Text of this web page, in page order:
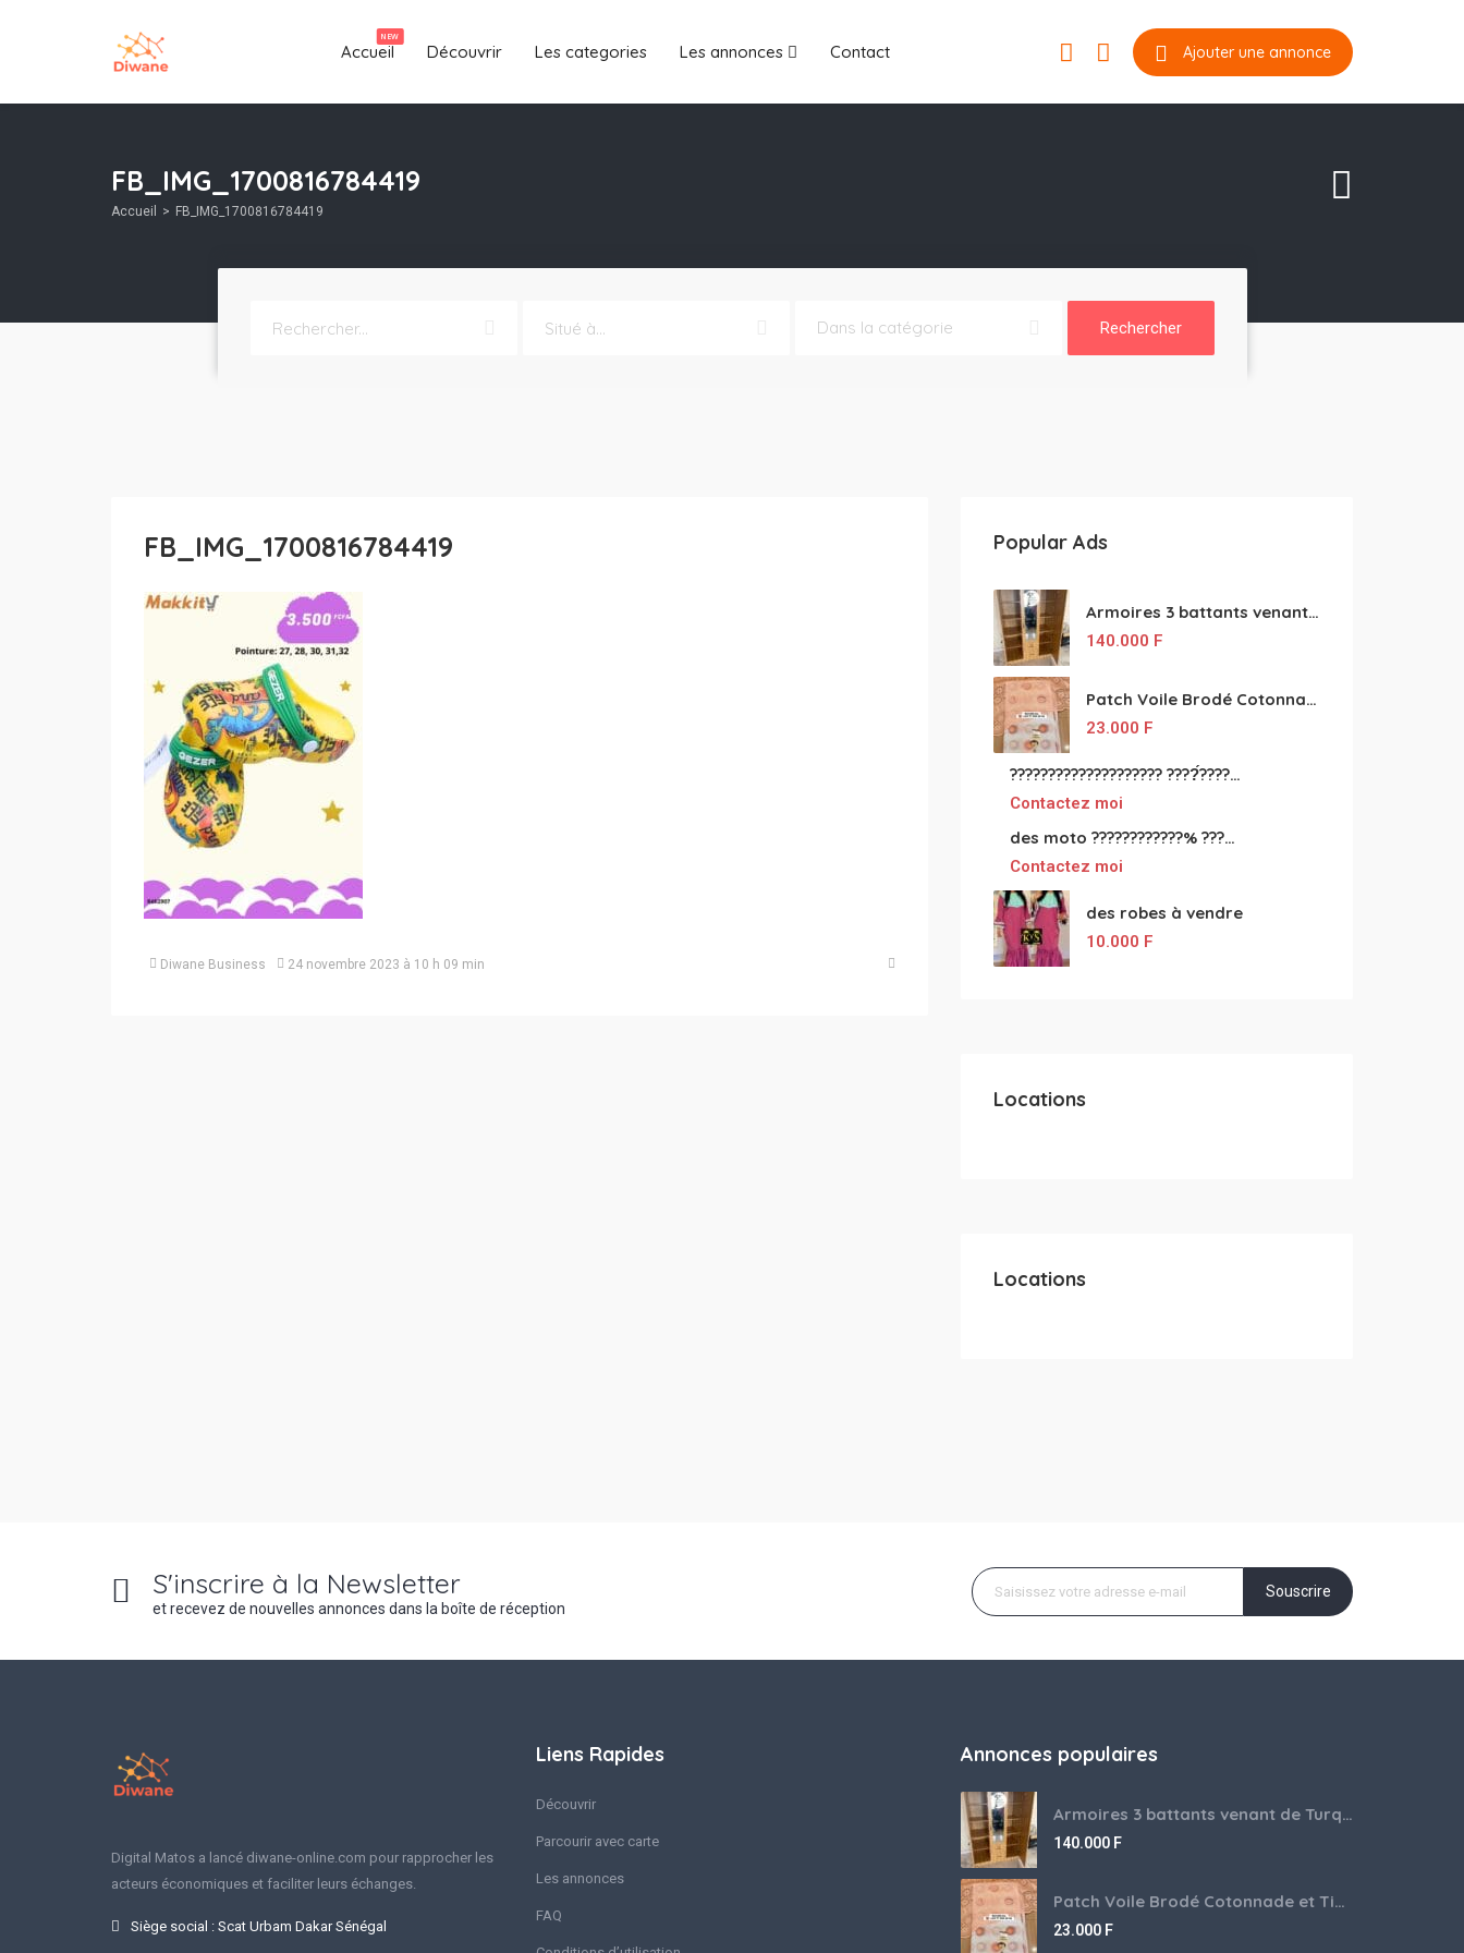
Accueil
NEW
Découvrir Les categories Les annonces Contact Ajouter une annonce
FB_IMG_1700816784419
Accueil FB_IMG_1700816784419
Rechercher
FB_IMG_1700816784419
Diwane Business 24 novembre 2023 à 10 h 09 min
Popular Ads
Armoires 3 battants venant de Turquie disponibles
140.000 F
Patch Voile Brodé Cotonnade et Tinu Minu de l’Inde ???????? ????
23.000 F
???????????????????? ????́???????????????????????????????????????? à vendre
Contactez moi
des moto ????????????% ????́???????????????????????????????????? à vendre
Contactez moi
des robes à vendre
10.000 F
Locations
Locations
S'inscrire à la Newsletter
et recevez de nouvelles annonces dans la boîte de réception
Souscrire
Digital Matos a lancé diwane-online.com pour rapprocher les
acteurs économiques et faciliter leurs échanges.
Siège social : Scat Urbam Dakar Sénégal
Liens Rapides
Découvrir
Parcourir avec carte
Les annonces
FAQ
Annonces populaires
Armoires 3 battants venant de Turquie disponibles
140.000 F
Patch Voile Brodé Cotonnade et Tinu Minu de l’Inde ???????? ????
23.000 F